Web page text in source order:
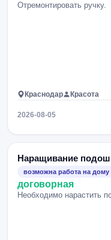
Отремонтировать ручку.
Краснодар Красота
2026-08-05
Наращивание
возможна работа на дому
договорная
Необходимо нарастить